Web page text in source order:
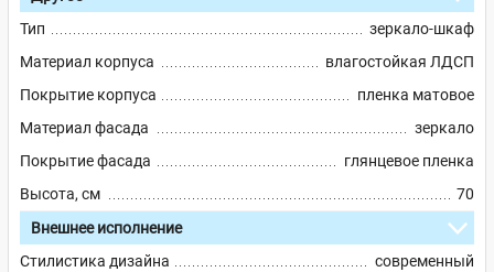
Тип
зеркало-шкаф
Материал корпуса
влагостойкая ЛДСП
Покрытие корпуса
пленка матовое
Материал фасада
зеркало
Покрытие фасада
глянцевое пленка
Высота, см
70
Внешнее исполнение
Стилистика дизайна
современный